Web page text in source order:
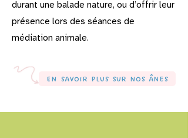
durant une balade nature, ou d’offrir leur
présence lors des séances de
médiation animale.
En savoir plus sur nos ânes